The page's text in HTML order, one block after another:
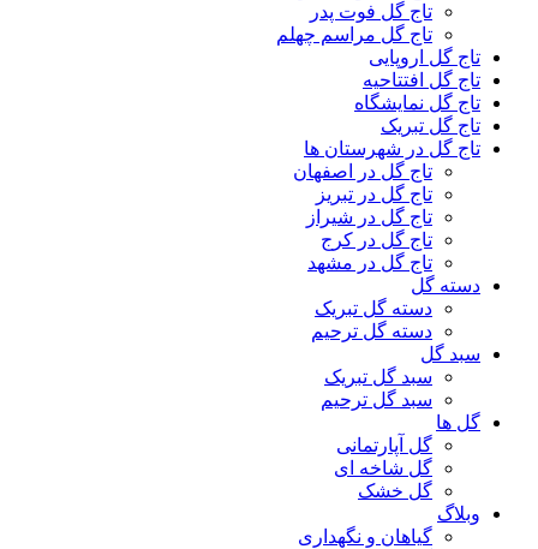
تاج گل فوت پدر
تاج گل مراسم چهلم
تاج گل اروپایی
تاج گل افتتاحیه
تاج گل نمایشگاه
تاج گل تبریک
تاج گل در شهرستان ها
تاج گل در اصفهان
تاج گل در تبریز
تاج گل در شیراز
تاج گل در کرج
تاج گل در مشهد
دسته گل
دسته گل تبریک
دسته گل ترحیم
سبد گل
سبد گل تبریک
سبد گل ترحیم
گل ها
گل آپارتمانی
گل شاخه ای
گل خشک
وبلاگ
گیاهان و نگهداری